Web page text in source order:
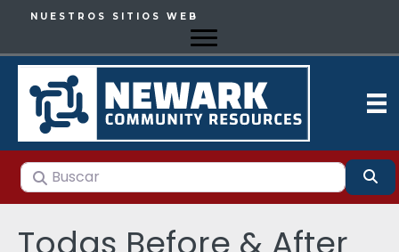
NUESTROS SITIOS WEB
Buscar